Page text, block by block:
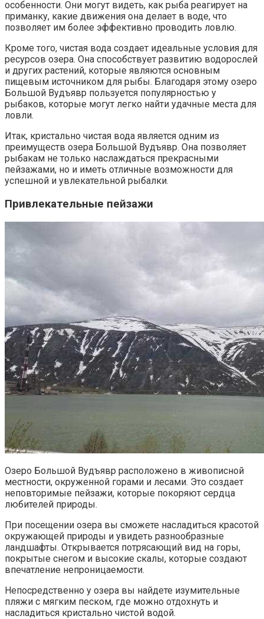
особенности. Они могут видеть, как рыба реагирует на
приманку, какие движения она делает в воде, что
позволяет им более эффективно проводить ловлю.
Кроме того, чистая вода создает идеальные условия для
ресурсов озера. Она способствует развитию водорослей
и других растений, которые являются основным
пищевым источником для рыбы. Благодаря этому озеро
Большой Вудъявр пользуется популярностью у
рыбаков, которые могут легко найти удачные места для
ловли.
Итак, кристально чистая вода является одним из
преимуществ озера Большой Вудъявр. Она позволяет
рыбакам не только наслаждаться прекрасными
пейзажами, но и иметь отличные возможности для
успешной и увлекательной рыбалки.
Привлекательные пейзажи
Озеро Большой Вудъявр расположено в живописной
местности, окруженной горами и лесами. Это создает
неповторимые пейзажи, которые покоряют сердца
любителей природы.
При посещении озера вы сможете насладиться красотой
окружающей природы и увидеть разнообразные
ландшафты. Открывается потрясающий вид на горы,
покрытые снегом и высокие скалы, которые создают
впечатление непроницаемости.
Непосредственно у озера вы найдете изумительные
пляжи с мягким песком, где можно отдохнуть и
насладиться кристально чистой водой.